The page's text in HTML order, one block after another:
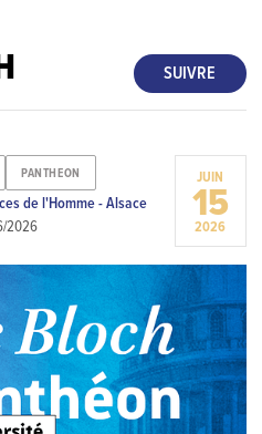
SUIVRE
PANTHEON
de l'Homme - Alsace
2026
JUIN
15
2026